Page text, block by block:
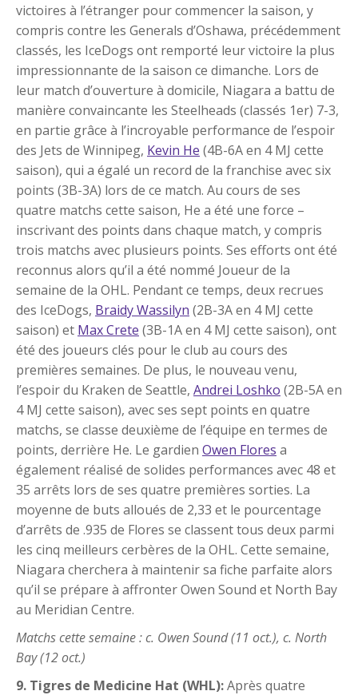
victoires à l’étranger pour commencer la saison, y
compris contre les Generals d’Oshawa, précédemment
classés, les IceDogs ont remporté leur victoire la plus
impressionnante de la saison ce dimanche. Lors de
leur match d’ouverture à domicile, Niagara a battu de
manière convaincante les Steelheads (classés 1er) 7-3,
en partie grâce à l’incroyable performance de l’espoir
des Jets de Winnipeg, Kevin He (4B-6A en 4 MJ cette
saison), qui a égalé un record de la franchise avec six
points (3B-3A) lors de ce match. Au cours de ses
quatre matchs cette saison, He a été une force –
inscrivant des points dans chaque match, y compris
trois matchs avec plusieurs points. Ses efforts ont été
reconnus alors qu’il a été nommé Joueur de la
semaine de la OHL. Pendant ce temps, deux recrues
des IceDogs, Braidy Wassilyn (2B-3A en 4 MJ cette
saison) et Max Crete (3B-1A en 4 MJ cette saison), ont
été des joueurs clés pour le club au cours des
premières semaines. De plus, le nouveau venu,
l’espoir du Kraken de Seattle, Andrei Loshko (2B-5A en
4 MJ cette saison), avec ses sept points en quatre
matchs, se classe deuxième de l’équipe en termes de
points, derrière He. Le gardien Owen Flores a
également réalisé de solides performances avec 48 et
35 arrêts lors de ses quatre premières sorties. La
moyenne de buts alloués de 2,33 et le pourcentage
d’arrêts de .935 de Flores se classent tous deux parmi
les cinq meilleurs cerbères de la OHL. Cette semaine,
Niagara cherchera à maintenir sa fiche parfaite alors
qu’il se prépare à affronter Owen Sound et North Bay
au Meridian Centre.
Matchs cette semaine : c. Owen Sound (11 oct.), c. North
Bay (12 oct.)
9. Tigres de Medicine Hat (WHL):Après quatre